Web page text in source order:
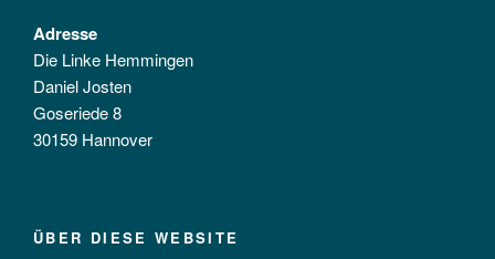
Adresse
Die Linke Hemmingen
Daniel Josten
Goseriede 8
30159 Hannover
ÜBER DIESE WEBSITE